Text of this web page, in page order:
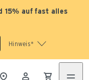
15% auf fast alles
Hinweis*